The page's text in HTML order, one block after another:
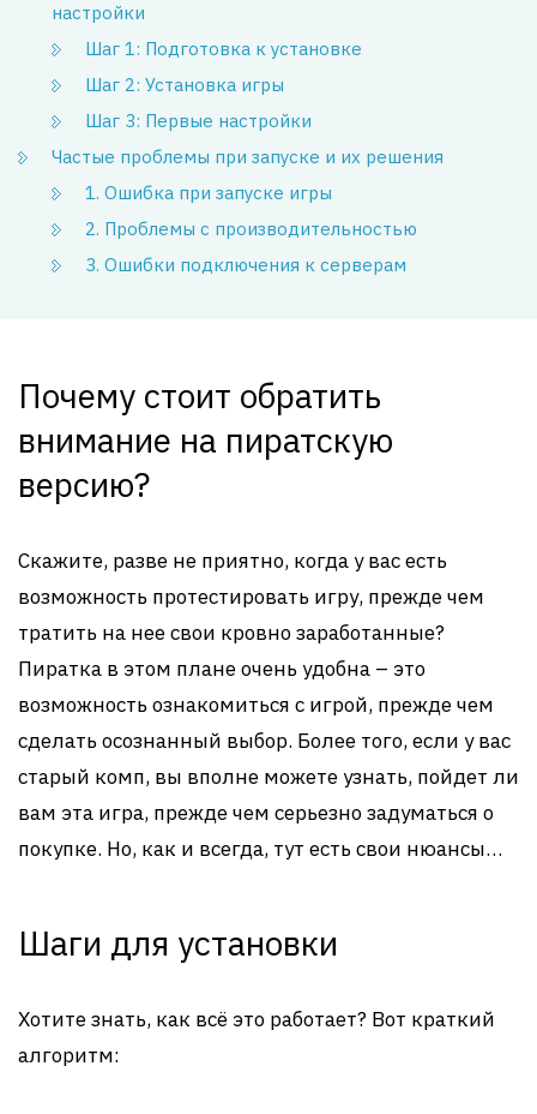
настройки
Шаг 1: Подготовка к установке
Шаг 2: Установка игры
Шаг 3: Первые настройки
Частые проблемы при запуске и их решения
1. Ошибка при запуске игры
2. Проблемы с производительностью
3. Ошибки подключения к серверам
Почему стоит обратить
внимание на пиратскую
версию?
Скажите, разве не приятно, когда у вас есть
возможность протестировать игру, прежде чем
тратить на нее свои кровно заработанные?
Пиратка в этом плане очень удобна – это
возможность ознакомиться с игрой, прежде чем
сделать осознанный выбор. Более того, если у вас
старый комп, вы вполне можете узнать, пойдет ли
вам эта игра, прежде чем серьезно задуматься о
покупке. Но, как и всегда, тут есть свои нюансы…
Шаги для установки
Хотите знать, как всё это работает? Вот краткий
алгоритм: